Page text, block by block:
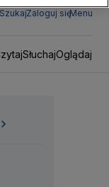
SzukajZaloguj sięMenu
SłuchajOglądaj